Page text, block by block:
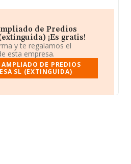
de Predios
¡Es gratis!
y te regalamos el
esta empresa.
DE PREDIOS
SL (EXTINGUIDA)